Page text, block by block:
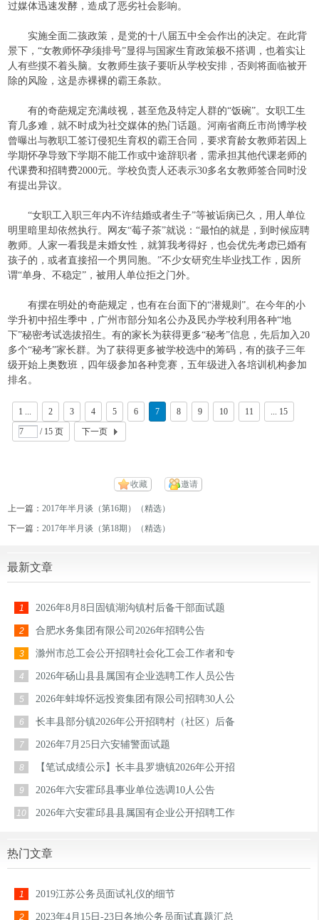
过媒体迅速发酵，造成了恶劣社会影响。
实施全面二孩政策，是党的十八届五中全会作出的决定。在此背
景下，“女教师怀孕须排号”显得与国家生育政策极不搭调，也着实让
人有些摸不着头脑。女教师生孩子要听从学校安排，否则将面临被开
除的风险，这是赤裸裸的霸王条款。
有的奇葩规定充满歧视，甚至危及特定人群的“饭碗”。女职工生
育几多难，就不时成为社交媒体的热门话题。河南省商丘市尚博学校
曾曝出与教职工签订侵犯生育权的霸王合同，要求育龄女教师若因上
学期怀孕导致下学期不能工作或中途辞职者，需承担其他代课老师的
代课费和招聘费2000元。学校负责人还表示30多名女教师签合同时没
有提出异议。
“女职工入职三年内不许结婚或者生子”等被诟病已久，用人单位
明里暗里却依然执行。网友“莓子茶”就说：“最怕的就是，到时候应聘
教师。人家一看我是未婚女性，就算我考得好，也会优先考虑已婚有
孩子的，或者直接招一个男同胞。”不少女研究生毕业找工作，因所
谓“单身、不稳定”，被用人单位拒之门外。
有摆在明处的奇葩规定，也有在台面下的“潜规则”。在今年的小
学升初中招生季中，广州市部分知名公办及民办学校利用各种“地
下”秘密考试选拔招生。有的家长为获得更多“秘考”信息，先后加入20
多个“秘考”家长群。为了获得更多被学校选中的筹码，有的孩子三年
级开始上奥数班，四年级参加各种竞赛，五年级进入各培训机构参加
排名。
1 ... 2 3 4 5 6 7 8 9 10 11
... 15
/ 15 页
下一页
收藏 邀请
上一篇：2017年半月谈（第16期）（精选）
下一篇：2017年半月谈（第18期）（精选）
最新文章
1 2026年8月8日固镇湖沟镇村后备干部面试题
2 合肥水务集团有限公司2026年招聘公告
3 滁州市总工会公开招聘社会化工会工作者和专
4 2026年砀山县县属国有企业选聘工作人员公告
5 2026年蚌埠怀远投资集团有限公司招聘30人公
6 长丰县部分镇2026年公开招聘村（社区）后备
7 2026年7月25日六安辅警面试题
8 【笔试成绩公示】长丰县罗塘镇2026年公开招
9 2026年六安霍邱县事业单位选调10人公告
10 2026年六安霍邱县县属国有企业公开招聘工作
热门文章
1 2019江苏公务员面试礼仪的细节
2 2023年4月15日-23日各地公务员面试真题汇总